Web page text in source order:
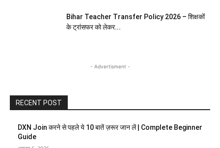
Bihar Teacher Transfer Policy 2026 – शिक्षकों
के ट्रांसफर को लेकर...
- Advertisment -
RECENT POST
DXN Join करने से पहले ये 10 बातें ज़रूर जान लें | Complete Beginner
Guide